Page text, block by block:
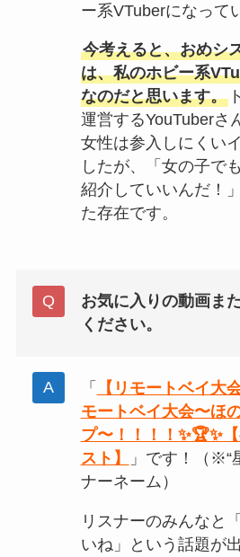
ー系VTuberになって
今考えると、おめシ
は、私のホビー系
なのだと思います。
運営するYouTuberさ
女性は参入しにくい
したが、「女の子で
紹介していいんだ！
た存在です。
お気に入りの動画ま
ください。
「
【リモートベイ大
モートベイ大会〜ほ
プ〜！！！！✨🏆✨
スト】
」です！（※“
ナーネーム）
リスナーのみんなと
いね」という話題が